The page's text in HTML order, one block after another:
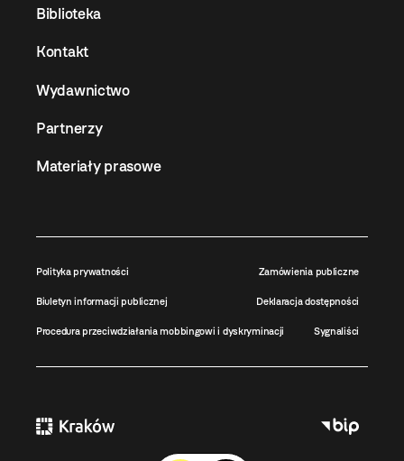
Biblioteka
Kontakt
Wydawnictwo
Partnerzy
Materiały prasowe
Polityka prywatności Zamówienia publiczne
Biuletyn informacji publicznej Deklaracja dostępności
Procedura przeciwdziałania mobbingowi i dyskryminacji Sygnaliści